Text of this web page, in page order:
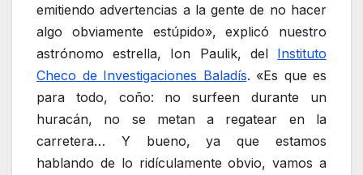
emitiendo advertencias a la gente de no hacer
algo obviamente estúpido», explicó nuestro
astrónomo estrella, Ion Paulik, del Instituto
Checo de Investigaciones Baladís. «Es que es
para todo, coño: no surfeen durante un
huracán, no se metan a regatear en la
carretera… Y bueno, ya que estamos
hablando de lo ridículamente obvio, vamos a